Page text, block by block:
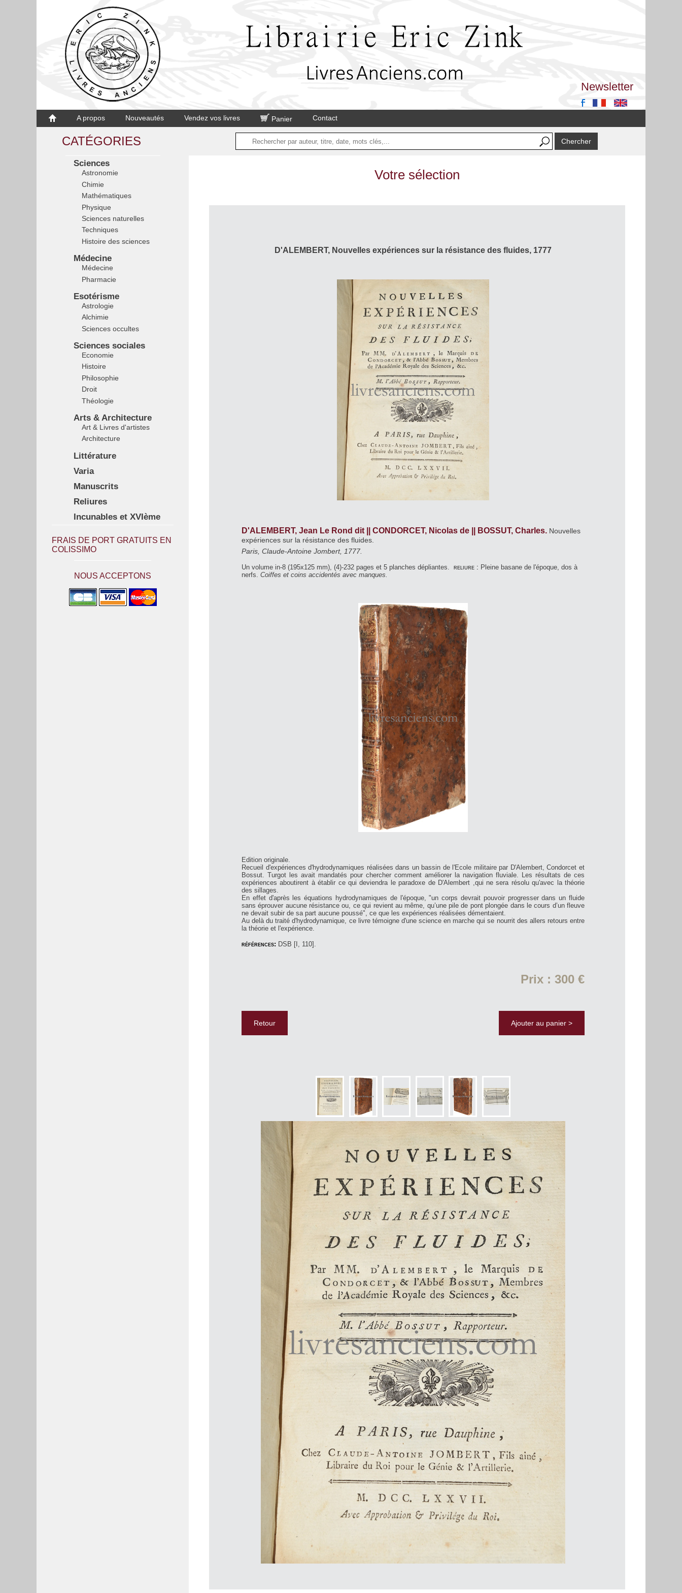
Newsletter
A propos Nouveautés Vendez vos livres Panier Contact
CATÉGORIES
Sciences
Astronomie
Chimie
Mathématiques
Physique
Sciences naturelles
Techniques
Histoire des sciences
Médecine
Médecine
Pharmacie
Esotérisme
Astrologie
Alchimie
Sciences occultes
Sciences sociales
Economie
Histoire
Philosophie
Droit
Théologie
Arts & Architecture
Art & Livres d'artistes
Architecture
Littérature
Varia
Manuscrits
Reliures
Incunables et XVIème
FRAIS DE PORT GRATUITS EN
COLISSIMO
NOUS ACCEPTONS
Votre sélection
D'ALEMBERT, Nouvelles expériences sur la résistance des fluides, 1777
D'ALEMBERT, Jean Le Rond dit || CONDORCET, Nicolas de || BOSSUT, Charles. Nouvelles
expériences sur la résistance des fluides.
Paris, Claude-Antoine Jombert, 1777.
Un volume in-8 (195x125 mm), (4)-232 pages et 5 planches dépliantes. reliure : Pleine basane de l'époque, dos à
nerfs. Coiffes et coins accidentés avec manques.
Edition originale.
Recueil d'expériences d'hydrodynamiques réalisées dans un bassin de l'Ecole militaire par D'Alembert, Condorcet et
Bossut. Turgot les avait mandatés pour chercher comment améliorer la navigation fluviale. Les résultats de ces
expériences aboutirent à établir ce qui deviendra le paradoxe de D'Alembert ,qui ne sera résolu qu'avec la théorie
des sillages.
En effet d'après les équations hydrodynamiques de l'époque, "un corps devrait pouvoir progresser dans un fluide
sans éprouver aucune résistance ou, ce qui revient au même, qu’une pile de pont plongée dans le cours d’un fleuve
ne devait subir de sa part aucune poussé", ce que les expériences réalisées démentaient.
Au delà du traité d'hydrodynamique, ce livre témoigne d'une science en marche qui se nourrit des allers retours entre
la théorie et l'expérience.
références: DSB [I, 110].
Prix : 300 €
Retour Ajouter au panier >